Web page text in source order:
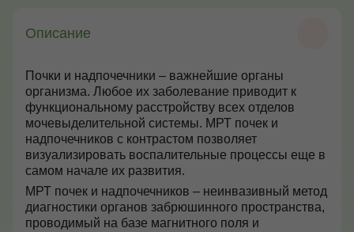
Описание
Почки и надпочечники – важнейшие органы
организма. Любое их заболевание приводит к
функциональному расстройству всех отделов
мочевыделительной системы. МРТ почек и
надпочечников с контрастом позволяет
визуализировать воспалительные процессы еще в
самом начале их развития.
МРТ почек и надпочечников – неинвазивный метод
диагностики органов забрюшинного пространства,
проводимый на базе магнитного поля и